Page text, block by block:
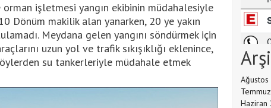
işletmesi yangın ekibinin müdahalesiyle
Dönüm makilik alan yanarken, 20 ye yakın
Meydana gelen yangını söndürmek için
uzun yol ve trafik sıkışıklığı eklenince,
su tankerleriyle müdahale etmek
Haziran